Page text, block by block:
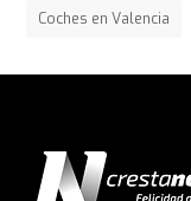
Coches en Valencia